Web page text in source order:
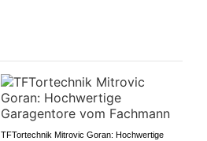
TFTortechnik Mitrovic Goran: Hochwertige